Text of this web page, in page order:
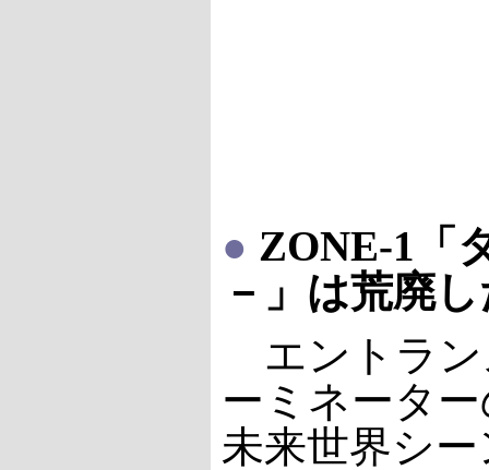
● ZONE-1「
－」は荒廃
エントラン
ーミネータ
未来世界シ